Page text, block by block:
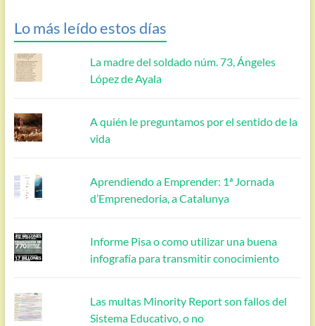
Lo más leído estos días
La madre del soldado núm. 73, Ángeles
López de Ayala
A quién le preguntamos por el sentido de la
vida
Aprendiendo a Emprender: 1ª Jornada
d’Emprenedoria, a Catalunya
Informe Pisa o como utilizar una buena
infografía para transmitir conocimiento
Las multas Minority Report son fallos del
Sistema Educativo, o no